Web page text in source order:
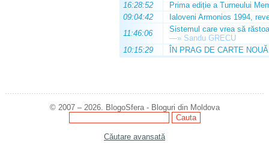
16:28:52
Prima ediție a Turneului
09:04:42
Ialoveni Armonios 1994,
11:46:06
Sistemul care vrea să
—» Sandu GRECU
10:15:29
ÎN PRAG DE CARTE NOUĂ
© 2007 – 2026. BlogoSfera - Bloguri din Moldova
Căutare avansată